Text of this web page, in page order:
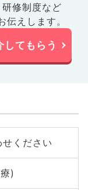
修制度など
えします。
してもらう
ください
)